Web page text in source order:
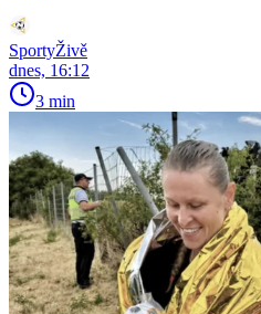
SportyŽivě
dnes, 16:12
3 min